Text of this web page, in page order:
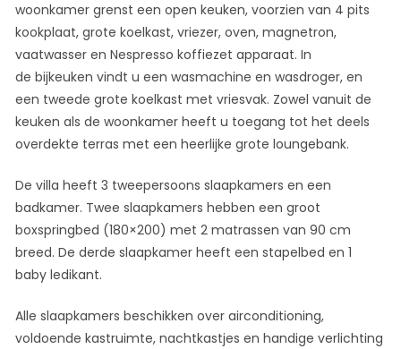
woonkamer grenst een open keuken, voorzien van 4 pits
kookplaat, grote koelkast, vriezer, oven, magnetron,
vaatwasser en Nespresso koffiezet apparaat. In
de bijkeuken vindt u een wasmachine en wasdroger, en
een tweede grote koelkast met vriesvak. Zowel vanuit de
keuken als de woonkamer heeft u toegang tot het deels
overdekte terras met een heerlijke grote loungebank.
De villa heeft 3 tweepersoons slaapkamers en een
badkamer. Twee slaapkamers hebben een groot
boxspringbed (180×200) met 2 matrassen van 90 cm
breed. De derde slaapkamer heeft een stapelbed en 1
baby ledikant.
Alle slaapkamers beschikken over airconditioning,
voldoende kastruimte, nachtkastjes en handige verlichting